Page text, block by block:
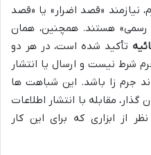
نیازمند «قصد اضرار» یا «قصد
هستند. همچنین، همان
تأکید شده است، در هر دو
شرط نیست و ارسال یا انتشار
جرم زا باشد. این شباهت ها
مقابله با انتشار اطلاعات
از ابزاری که برای این کار